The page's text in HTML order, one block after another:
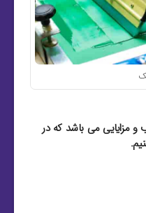
مزایایی می باشد که در